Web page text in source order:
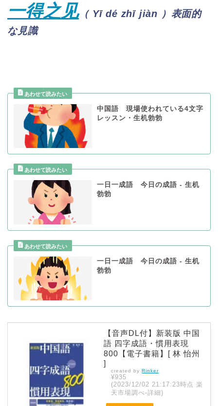
一得之见（ Yī dé zhī jiàn ）表面的
な見識
中国語 現場使われている4文字
レッスン・生机勃勃
一日一成語 今日の成語 - 生机
勃勃
一日一成語 今日の成語 - 生机
勃勃
【音声DL付】新装版 中国
語 四字成語・慣用表現
800【電子書籍】[ 林 怡州
]
created by Rinker
¥935
(2023/12/02 21:17:23時点 楽
天市場調べ-詳細)